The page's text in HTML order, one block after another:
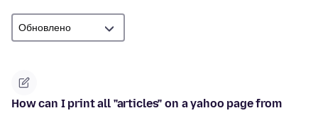
How can I print all "articles" on a yahoo page from